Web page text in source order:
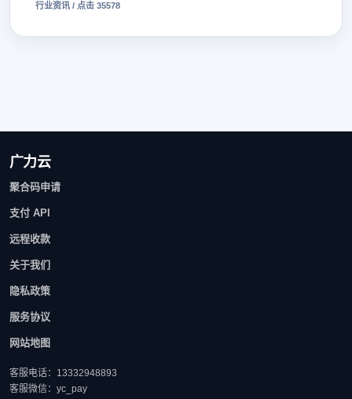
行业资讯 / 点击 35578
广力云
聚合码申请
支付 API
远程收款
关于我们
隐私政策
服务协议
网站地图
客服电话：13332948893
客服微信：yc_pay